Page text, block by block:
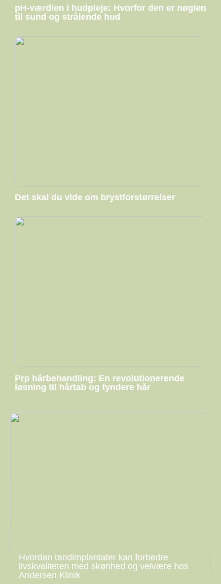
pH-værdien i hudpleje: Hvorfor den er nøglen
til sund og strålende hud
Det skal du vide om brystforstørrelser
Prp hårbehandling: En revolutionerende
løsning til hårtab og tyndere hår
Hvordan tandimplantater kan forbedre
livskvaliteten med skønhed og velvære hos
Andersen Klinik